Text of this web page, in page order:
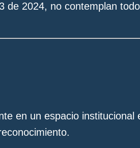
de 2024, no contemplan
en un espacio institucional